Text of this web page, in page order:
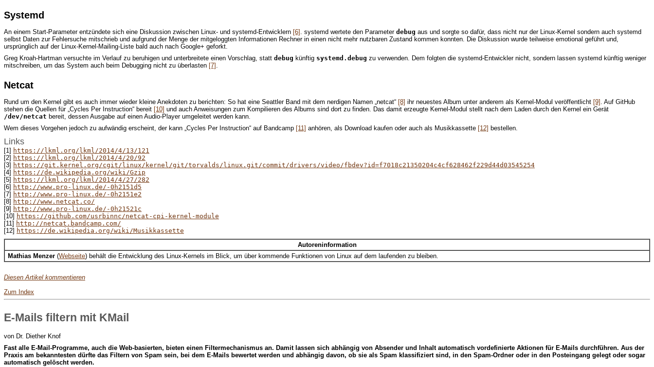
Systemd
An einem Start-Parameter entzündete sich eine Diskussion zwischen Linux- und systemd-Entwicklern [6] . systemd wertete den Parameter debug aus und sorgte so dafür, dass nicht nur der Linux-Kernel sondern auch systemd
selbst Daten zur Fehlersuche mitschrieb und aufgrund der Menge der mitgeloggten Informationen Rechner in einen nicht mehr nutzbaren Zustand kommen konnten. Die Diskussion wurde teilweise emotional geführt und,
ursprünglich auf der Linux-Kernel-Mailing-Liste bald auch nach Google+ geforkt.
Greg Kroah-Hartman versuchte im Verlauf zu beruhigen und unterbreitete einen Vorschlag, statt debug künftig systemd.debug zu verwenden. Dem folgten die systemd-Entwickler nicht, sondern lassen systemd künftig weniger
mitschreiben, um das System auch beim Debugging nicht zu überlasten [7] .
Netcat
Rund um den Kernel gibt es auch immer wieder kleine Anekdoten zu berichten: So hat eine Seattler Band mit dem nerdigen Namen „netcat“ [8] ihr neuestes Album unter anderem als Kernel-Modul veröffentlicht [9] . Auf GitHub
stehen die Quellen für „Cycles Per Instruction“ bereit [10] und auch Anweisungen zum Kompilieren des Albums sind dort zu finden. Das damit erzeugte Kernel-Modul stellt nach dem Laden durch den Kernel ein Gerät
/dev/netcat bereit, dessen Ausgabe auf einen Audio-Player umgeleitet werden kann.
Wem dieses Vorgehen jedoch zu aufwändig erscheint, der kann „Cycles Per Instruction“ auf Bandcamp [11] anhören, als Download kaufen oder auch als Musikkassette [12] bestellen.
Links
[1] https://lkml.org/lkml/2014/4/13/121
[2] https://lkml.org/lkml/2014/4/20/92
[3] https://git.kernel.org/cgit/linux/kernel/git/torvalds/linux.git/commit/drivers/video/fbdev?id=f7018c21350204c4cf628462f229d44d03545254
[4] https://de.wikipedia.org/wiki/Gzip
[5] https://lkml.org/lkml/2014/4/27/282
[6] http://www.pro-linux.de/-0h2151d5
[7] http://www.pro-linux.de/-0h2151e2
[8] http://www.netcat.co/
[9] http://www.pro-linux.de/-0h21521c
[10] https://github.com/usrbinnc/netcat-cpi-kernel-module
[11] http://netcat.bandcamp.com/
[12] https://de.wikipedia.org/wiki/Musikkassette
Autoreninformation
Mathias Menzer (Webseite) behält die Entwicklung des Linux-Kernels im Blick, um über kommende Funktionen von Linux auf dem laufenden zu bleiben.
Diesen Artikel kommentieren
Zum Index
E-Mails filtern mit KMail
von Dr. Diether Knof
Fast alle E-Mail-Programme, auch die Web-basierten, bieten einen Filtermechanismus an. Damit lassen sich abhängig von Absender und Inhalt automatisch vordefinierte Aktionen für E-Mails durchführen. Aus der
Praxis am bekanntesten dürfte das Filtern von Spam sein, bei dem E-Mails bewertet werden und abhängig davon, ob sie als Spam klassifiziert sind, in den Spam-Ordner oder in den Posteingang gelegt oder sogar
automatisch gelöscht werden.